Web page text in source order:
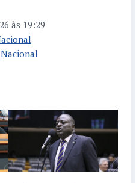
às 19:29
Nacional